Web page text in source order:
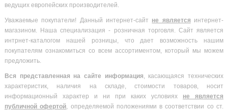
ведущих европейских производителей.
Уважаемые покупатели! Данный интернет-сайт не является интернет-
магазином. Наша специализация - розничная торговля. Сайт является
интрнет-каталогом нашей розницы, что дает возможность нашим
покупателям ознакомиться со всем ассортиментом, который мы можем
предложить.
Вся представленная на сайте информация , касающаяся технических
характеристик, наличия на складе, стоимости товаров, носит
информационный характер и ни при каких условиях не является
публичной офертой , определяемой положениями в соответствии со ст.